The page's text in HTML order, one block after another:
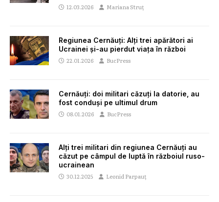
12.03.2026 Mariana Struț
Regiunea Cernăuți: Alți trei apărători ai
Ucrainei și-au pierdut viața în război
22.01.2026 BucPress
Cernăuți: doi militari căzuți la datorie, au
fost conduși pe ultimul drum
08.01.2026 BucPress
Alți trei militari din regiunea Cernăuți au
căzut pe câmpul de luptă în războiul ruso-
ucrainean
30.12.2025 Leonid Parpauț